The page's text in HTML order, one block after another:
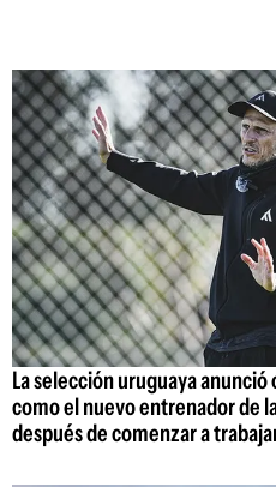
La selección uruguaya
como el nuevo entrenador de
después de comenzar a